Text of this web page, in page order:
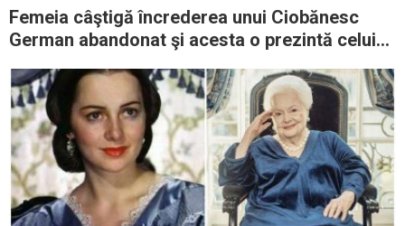
Femeia câştigă încrederea unui Ciobănesc
German abandonat şi acesta o prezintă celui